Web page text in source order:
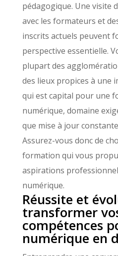
pédagogique. Une visite
avec les formateurs et
inscrits actuels peuvent
perspective essentielle.
plupart des
des lieux propices à une
qui est capital pour une
numérique, domaine
que mise à jour
Assurez-vous donc de
formation qui vous
aspirations
numérique.
Réussite et
transformer
compétences
numérique en